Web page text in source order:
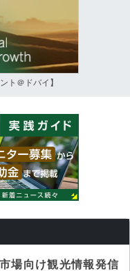
ト＠ドバイ】
場向け観光情報発信